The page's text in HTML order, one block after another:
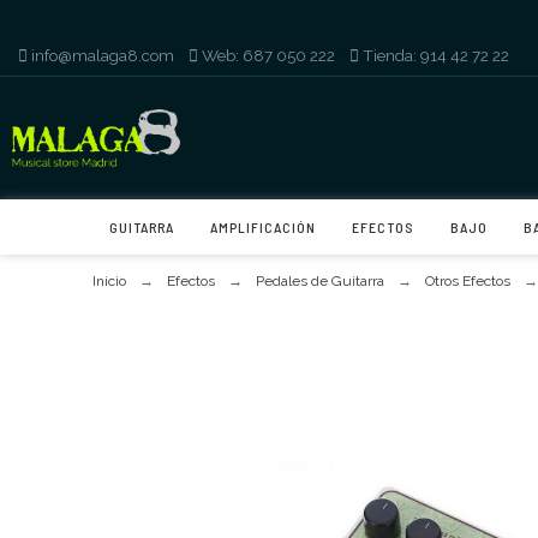
info@malaga8.com Web: 687 050 222 Tienda: 914 42 72 22
GUITARRA AMPLIFICACIÓN EFECTOS BAJO
Inicio Efectos Pedales de Guitarra Otros Efectos